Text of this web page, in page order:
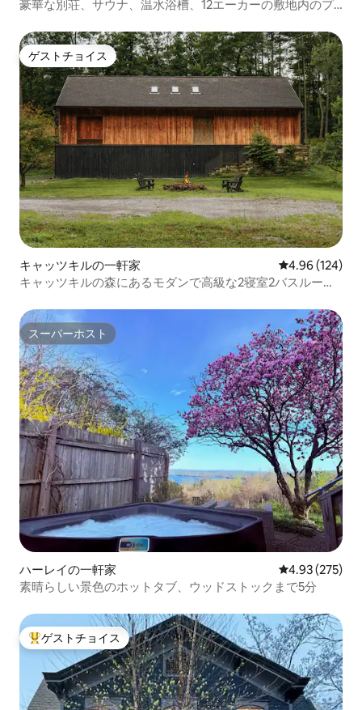
豪華な別荘、サウナ、温水浴槽、12エーカーの敷地内のプ
ゲストチョイス
ゲストチョイス
キャッツキルの一軒家 レビュー124
4.96 (124)
キャッツキルの森にあるモダンで高級な2寝室2バスルーム
スーパーホスト
スーパーホスト
ハーレイの一軒家 レビュー275
4.93 (275)
素晴らしい景色のホットタブ、ウッドストックまで5分
大好評のゲストチョイスです。
ゲストチョイス